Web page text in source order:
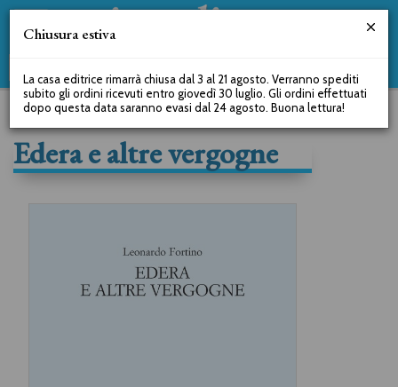
Edera e altre vergogne
Chiusura estiva
La casa editrice rimarrà chiusa dal 3 al 21 agosto. Verranno spediti
subito gli ordini ricevuti entro giovedì 30 luglio. Gli ordini effettuati
dopo questa data saranno evasi dal 24 agosto. Buona lettura!